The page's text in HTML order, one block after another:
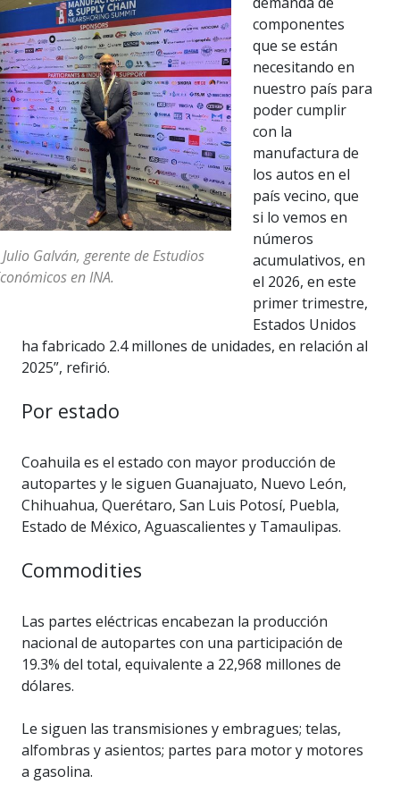
Julio Galván, gerente de Estudios
en INA.
componentes
que se están
necesitando en
nuestro país para
poder cumplir
con la
manufactura de
los autos en el
país vecino, que
si lo vemos en
números
acumulativos, en
el 2026, en este
primer trimestre,
Estados Unidos
ha fabricado 2.4 millones de unidades, en relación al
2025”, refirió.
Por estado
Coahuila es el estado con mayor producción de
autopartes y le siguen Guanajuato, Nuevo León,
Chihuahua, Querétaro, San Luis Potosí, Puebla,
Estado de México, Aguascalientes y Tamaulipas.
Commodities
Las partes eléctricas encabezan la producción
nacional de autopartes con una participación de
19.3% del total, equivalente a 22,968 millones de
dólares.
Le siguen las transmisiones y embragues; telas,
alfombras y asientos; partes para motor y motores
a gasolina.